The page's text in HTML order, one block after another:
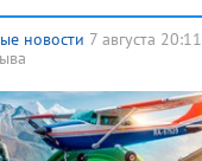
новости 7 августа 20:11